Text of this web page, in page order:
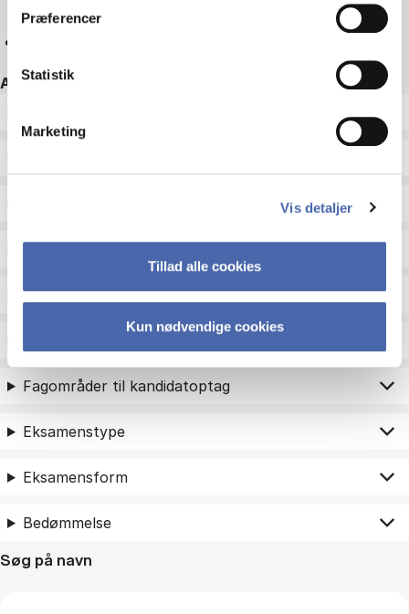
Præferencer
Statistik
Marketing
Vis detaljer
Tillad alle cookies
Kun nødvendige cookies
Andre filtre
Undervisningsperiode
Undervisningsform
Fagområder til kandidatoptag
Eksamenstype
Eksamensform
Bedømmelse
Søg på navn